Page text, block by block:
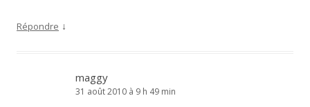
Répondre ↓
maggy
31 août 2010 à 9 h 49 min